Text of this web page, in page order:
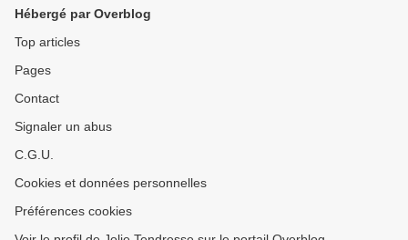
Hébergé par Overblog
Top articles
Pages
Contact
Signaler un abus
C.G.U.
Cookies et données personnelles
Préférences cookies